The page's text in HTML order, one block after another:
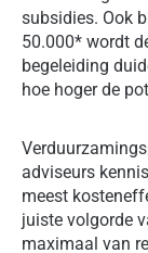
subsidies. Ook
50.000* wordt
begeleiding
hoe hoger de
adviseurs
meest
juiste volgorde
maximaal van